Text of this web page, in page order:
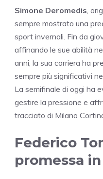
Simone Deromedis ,
sempre mostrato una
sport invernali. Fin da
affinando le sue abilità
anni, la sua carriera ha
sempre più significativi
La semifinale di oggi ha
gestire la pressione e
tracciato di Milano
Federico
promessa